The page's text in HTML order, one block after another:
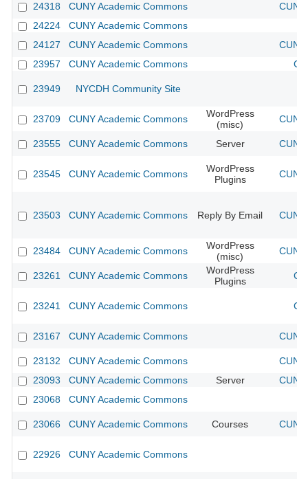
24318 CUNY Academic Commons
24224
CUNY Academic Commons
24127
CUNY Academic Commons
23957
CUNY Academic Commons
23949 NYCDH Community Site
23709 CUNY Academic Commons
WordPress
(misc)
23555 CUNY Academic Commons Server
23545 CUNY Academic Commons
WordPress
Plugins
23503 CUNY Academic Commons Reply By Email
23484 CUNY Academic Commons
WordPress
(misc)
23261 CUNY Academic Commons
WordPress
Plugins
23241 CUNY Academic Commons
23167 CUNY Academic Commons
23132 CUNY Academic Commons
23093
CUNY Academic Commons Server
23068
CUNY Academic Commons
23066 CUNY Academic Commons Courses
22926 CUNY Academic Commons